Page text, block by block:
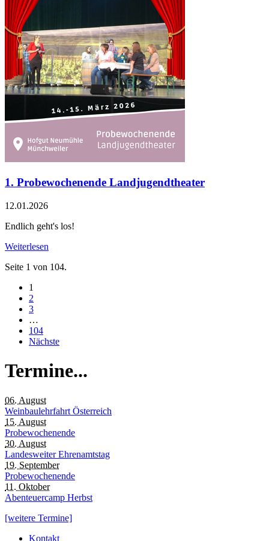
1. Probewochenende Landjugendtheater
12.01.2026
Endlich geht's los!
Weiterlesen
Seite 1 von 104.
1
2
3
…
104
Nächste
Termine...
06. August
Weinbaulehrfahrt Österreich
15. August
Probewochenende
30. August
Landesweiter Ehrenamtstag
19. September
Probewochenende
11. Oktober
Abenteuercamp Herbst
[weitere Termine]
Kontakt